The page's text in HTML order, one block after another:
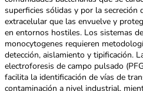
superficies sólidas y por la secreción
extracelular que las envuelve y
en entornos hostiles. Los sistemas
monocytogenes requieren
detección, aislamiento y tipificación.
electroforesis de campo pulsado
facilita la identificación de vías de
contaminación a nivel industrial,